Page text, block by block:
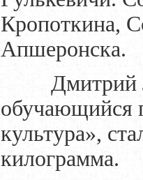
Кропоткина,
Апшеронска.
Дмитрий
обучающийся
культура»,
килограмма.